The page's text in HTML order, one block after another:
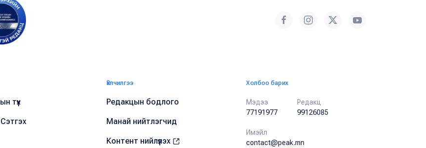
түүх
Үйлчилгээ
Редакцын бодлого
Манай нийтлэгчид
Контент нийлүүлэх
Холбоо барих
Мэдээ
77191977
Редакц
99126085
Имэйл
contact@peak.mn